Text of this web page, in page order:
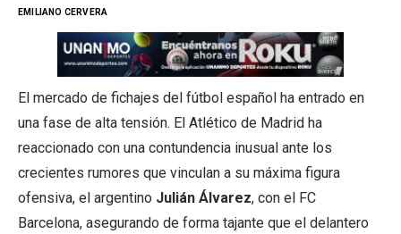
EMILIANO CERVERA
El mercado de fichajes del fútbol español ha entrado en
una fase de alta tensión. El Atlético de Madrid ha
reaccionado con una contundencia inusual ante los
crecientes rumores que vinculan a su máxima figura
ofensiva, el argentino Julián Álvarez, con el FC
Barcelona, asegurando de forma tajante que el delantero